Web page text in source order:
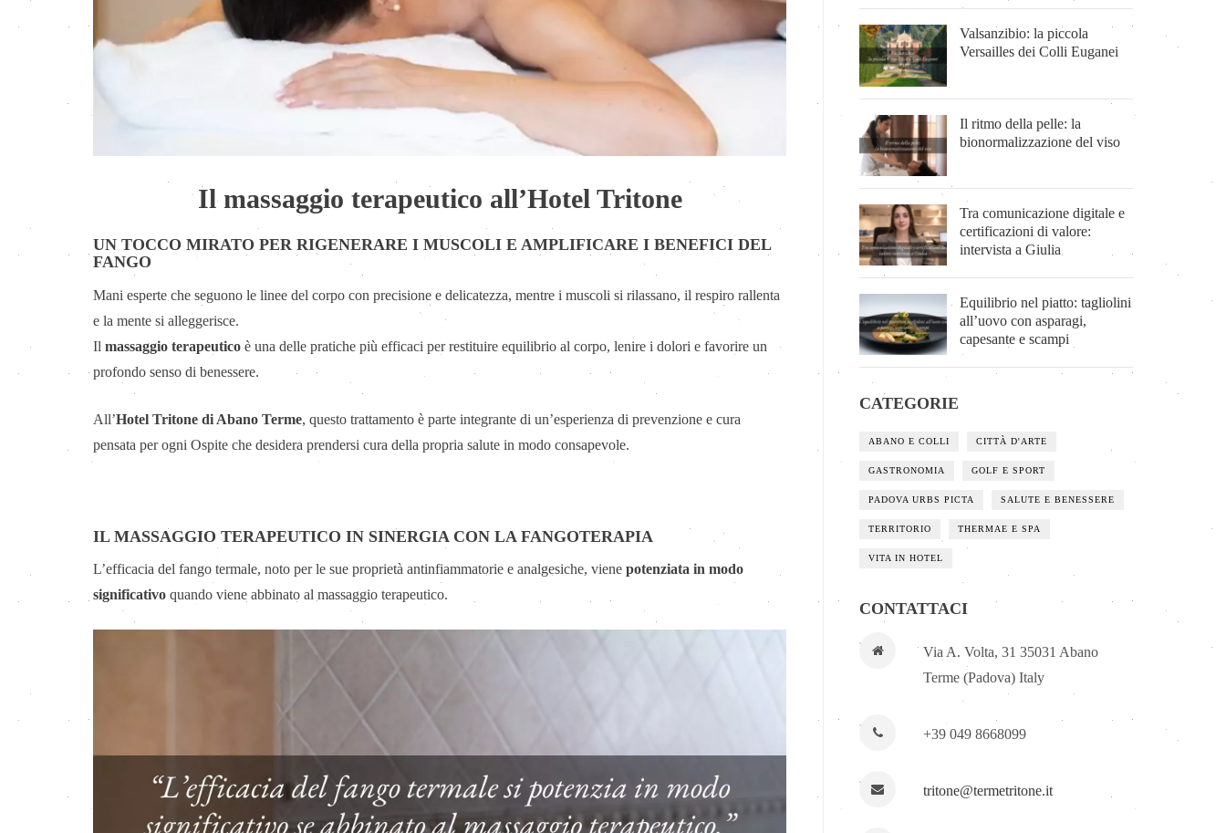
Il massaggio terapeutico all’Hotel Tritone
UN TOCCO MIRATO PER RIGENERARE I MUSCOLI E AMPLIFICARE I BENEFICI DEL
FANGO
Mani esperte che seguono le linee del corpo con precisione e delicatezza, mentre i muscoli si rilassano, il respiro rallenta
e la mente si alleggerisce.
Il massaggio terapeutico è una delle pratiche più efficaci per restituire equilibrio al corpo, lenire i dolori e favorire un
profondo senso di benessere.
All’Hotel Tritone di Abano Terme, questo trattamento è parte integrante di un’esperienza di prevenzione e cura
pensata per ogni Ospite che desidera prendersi cura della propria salute in modo consapevole.
IL MASSAGGIO TERAPEUTICO IN SINERGIA CON LA FANGOTERAPIA
L’efficacia del fango termale, noto per le sue proprietà antinfiammatorie e analgesiche, viene potenziata in modo
significativo quando viene abbinato al massaggio terapeutico.
Valsanzibio: la piccola
Versailles dei Colli Euganei
Il ritmo della pelle: la
bionormalizzazione del viso
Tra comunicazione digitale e
certificazioni di valore:
intervista a Giulia
Equilibrio nel piatto: tagliolini
all’uovo con asparagi,
capesante e scampi
CATEGORIE
ABANO E COLLI CITTÀ D'ARTE
GASTRONOMIA GOLF E SPORT
PADOVA URBS PICTA SALUTE E BENESSERE
TERRITORIO THERMAE E SPA
VITA IN HOTEL
CONTATTACI
Via A. Volta, 31 35031 Abano
Terme (Padova) Italy
+39 049 8668099
tritone@termetritone.it